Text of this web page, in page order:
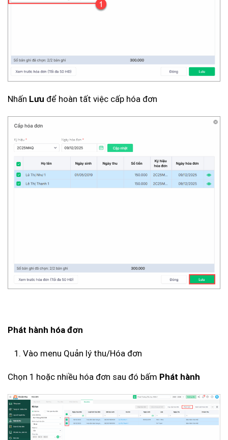
Nhấn Lưu để hoàn tất việc cấp hóa đơn
Phát hành hóa đơn
Vào menu Quản lý thu/Hóa đơn
Chọn 1 hoặc nhiều hóa đơn sau đó bấm Phát hành